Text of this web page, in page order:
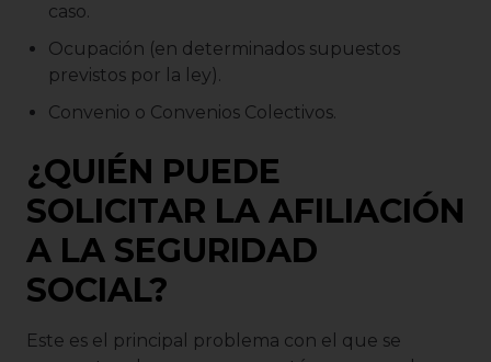
caso.
Ocupación (en determinados supuestos
previstos por la ley).
Convenio o Convenios Colectivos.
¿QUIÉN PUEDE
SOLICITAR LA AFILIACIÓN
A LA SEGURIDAD
SOCIAL?
Este es el principal problema con el que se